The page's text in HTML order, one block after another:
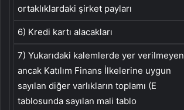
ortaklıklardaki şirket payları
6) Kredi kartı alacakları
7) Yukarıdaki kalemlerde yer verilmeyen
ancak Katılım Finans İlkelerine uygun
sayılan diğer varlıkların toplamı (E
tablosunda sayılan mali tablo